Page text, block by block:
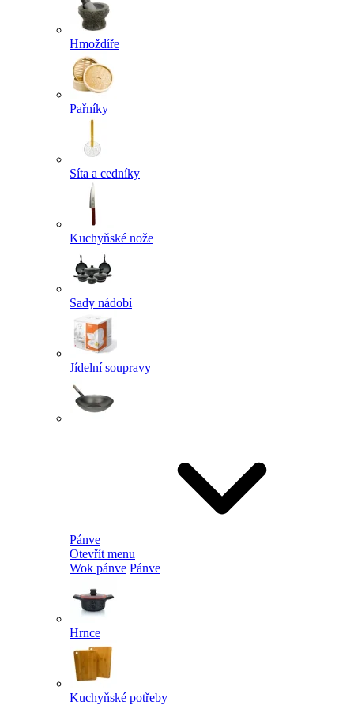
Hmoždíře
Pařníky
Síta a cedníky
Kuchyňské nože
Sady nádobí
Jídelní soupravy
Pánve
Otevřít menu
Wok pánve Pánve
Hrnce
Kuchyňské potřeby